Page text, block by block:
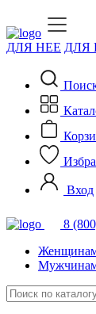
ДЛЯ НЕЕ ДЛЯ
Вход
8